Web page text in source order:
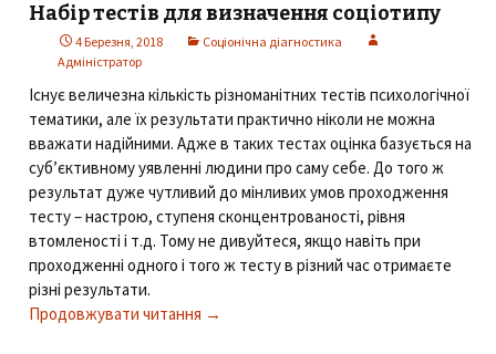
Набір тестів для визначення соціотипу
4 Березня, 2018
Соціонічна діагностика
Адміністратор
Існує величезна кількість різноманітних тестів психологічної
тематики, але їх результати практично ніколи не можна
вважати надійними. Адже в таких тестах оцінка базується на
суб’єктивному уявленні людини про саму себе. До того ж
результат дуже чутливий до мінливих умов проходження
тесту – настрою, ступеня сконцентрованості, рівня
втомленості і т.д. Тому не дивуйтеся, якщо навіть при
проходженні одного і того ж тесту в різний час отримаєте
різні результати.
Продовжувати читання Набір тестів для визначення соціотипу
→